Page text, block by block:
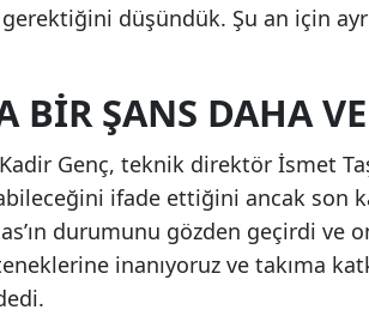
düşündük. Şu an için
BIR ŞANS DAHA
Genç, teknik direktör İsmet
ifade ettiğini ancak son
durumunu gözden geçirdi ve
inanıyoruz ve takıma